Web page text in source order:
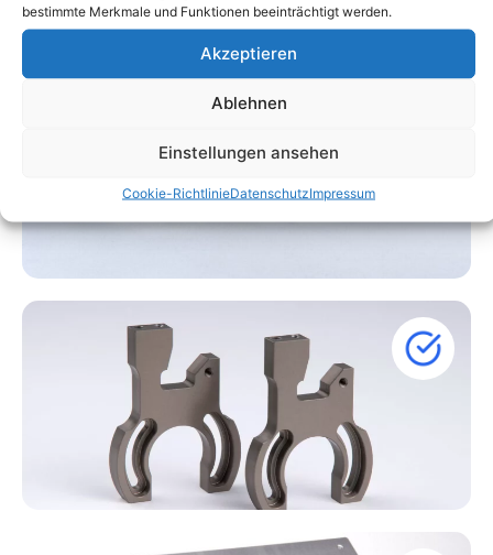
bestimmte Merkmale und Funktionen beeinträchtigt werden.
Akzeptieren
Ablehnen
Einstellungen ansehen
Cookie-RichtlinieDatenschutzImpressum